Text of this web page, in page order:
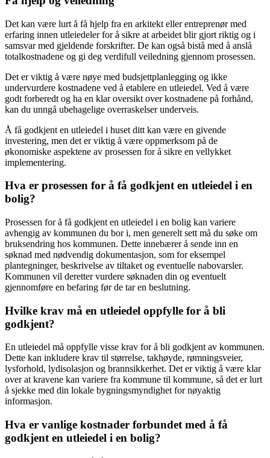
Det kan være lurt å få hjelp fra en arkitekt eller entreprenør med
erfaring innen utleiedeler for å sikre at arbeidet blir gjort riktig og i
samsvar med gjeldende forskrifter. De kan også bistå med å anslå
totalkostnadene og gi deg verdifull veiledning gjennom prosessen.
Det er viktig å være nøye med budsjettplanlegging og ikke
undervurdere kostnadene ved å etablere en utleiedel. Ved å være
godt forberedt og ha en klar oversikt over kostnadene på forhånd,
kan du unngå ubehagelige overraskelser underveis.
Å få godkjent en utleiedel i huset ditt kan være en givende
investering, men det er viktig å være oppmerksom på de
økonomiske aspektene av prosessen for å sikre en vellykket
implementering.
Hva er prosessen for å få godkjent en utleiedel i en
bolig?
Prosessen for å få godkjent en utleiedel i en bolig kan variere
avhengig av kommunen du bor i, men generelt sett må du søke om
bruksendring hos kommunen. Dette innebærer å sende inn en
søknad med nødvendig dokumentasjon, som for eksempel
plantegninger, beskrivelse av tiltaket og eventuelle nabovarsler.
Kommunen vil deretter vurdere søknaden din og eventuelt
gjennomføre en befaring før de tar en beslutning.
Hvilke krav må en utleiedel oppfylle for å bli
godkjent?
En utleiedel må oppfylle visse krav for å bli godkjent av kommunen.
Dette kan inkludere krav til størrelse, takhøyde, rømningsveier,
lysforhold, lydisolasjon og brannsikkerhet. Det er viktig å være klar
over at kravene kan variere fra kommune til kommune, så det er lurt
å sjekke med din lokale bygningsmyndighet for nøyaktig
informasjon.
Hva er vanlige kostnader forbundet med å få
godkjent en utleiedel i en bolig?